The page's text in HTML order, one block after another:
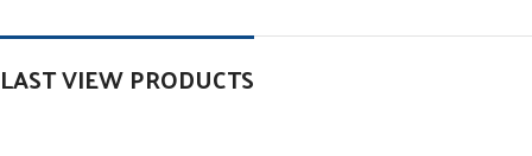
LAST VIEW PRODUCTS